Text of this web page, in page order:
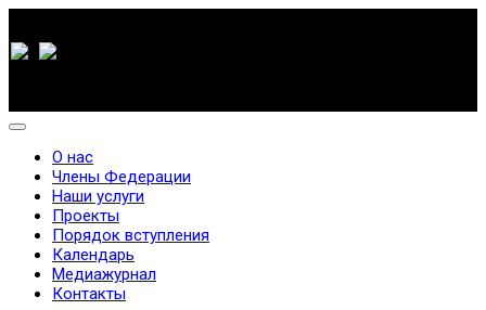
О нас
Члены Федерации
Наши услуги
Проекты
Порядок вступления
Календарь
Медиажурнал
Контакты